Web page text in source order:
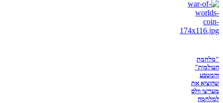
"מלחמת
העולמות"
והמטבע
שהוציא את
מעריצי וולס
למלחמה